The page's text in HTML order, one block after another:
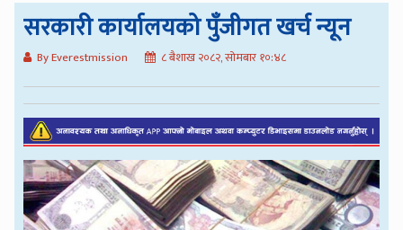
सरकारी कार्यालयको पुँजीगत खर्च न्यून
By Everestmission ८ बैशाख २०८२, सोमबार १०:४८